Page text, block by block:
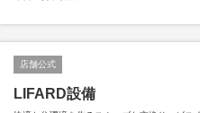
店舗公式
LIFARD設備